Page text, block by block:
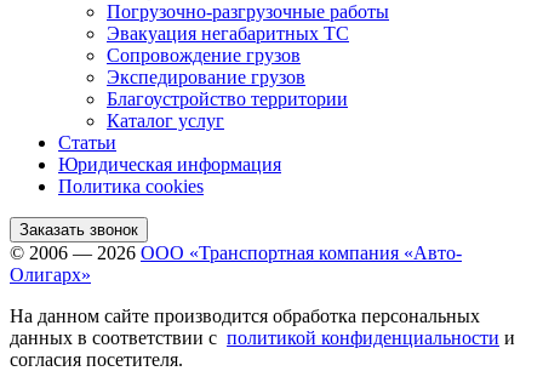
Погрузочно-разгрузочные работы
Эвакуация негабаритных ТС
Сопровождение грузов
Экспедирование грузов
Благоустройство территории
Каталог услуг
Статьи
Юридическая информация
Политика cookies
Заказать звонок
© 2006 — 2026 ООО «Транспортная компания «Авто-
Олигарх»
На данном сайте производится обработка персональных
данных в соответствии с политикой конфиденциальности и
согласия посетителя.